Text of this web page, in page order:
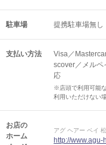
駐車場 提携駐車場無し
支払い方法
Visa／
scover／メル
応
※店頭で利用可能
利用いただけない
お店の
ホーム
アグ ヘアー ベイ
http://www.agu-